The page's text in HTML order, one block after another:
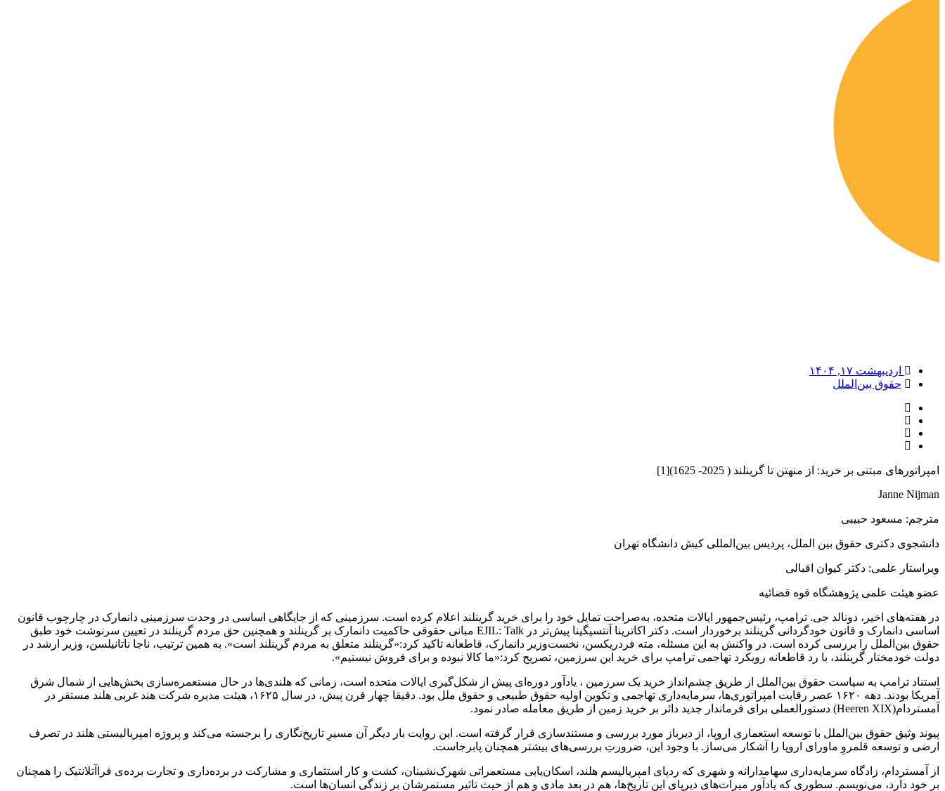
اردیبهشت ۱۷, ۱۴۰۴
حقوق بین‌الملل
امپراتورهای مبتنی بر خرید: از منهتن تا گرینلند ( 2025- 1625)[1]
Janne Nijman
مترجم: مسعود حبیبی
دانشجوی دکتری حقوق بین الملل، پردیس بین‌المللی کیش دانشگاه تهران
ویراستار علمی: دکتر کیوان اقبالی
عضو هیئت علمی پژوهشگاه قوه قضائیه
در هفته‌های اخیر، دونالد جی. ترامپ، رئیس‌جمهور ایالات متحده، به‌صراحت تمایل خود را برای خرید گرینلند اعلام کرده است. سرزمینی که از جایگاهی اساسی در وحدت سرزمینی دانمارک در چارچوب قانون
اساسی دانمارک و قانون خودگردانی گرینلند برخوردار است. دکتر اکاترینا آنتسیگینا پیش‌تر در EJIL: Talk مبانی حقوقی حاکمیت دانمارک بر گرینلند و همچنین حق مردم گرینلند در تعیین سرنوشت خود طبق
حقوق بین‌الملل را بررسی کرده است. در واکنش به این مسئله، مته فردریکسن، نخست‌وزیر دانمارک، قاطعانه تاکید کرد:«گرینلند متعلق به مردم گرینلند است». به همین ترتیب، ناجا ناتانیلسن، وزیر ارشد در
دولت خودمختار گرینلند، با رد قاطعانه رویکرد تهاجمی ترامپ برای خرید این سرزمین، تصریح کرد:«ما کالا نبوده و برای فروش نیستیم».
استناد ترامپ به سیاست حقوق بین‌الملل از طریق چشم‌انداز خرید یک سرزمین ، یادآور دوره‌ای پیش از شکل‌گیری ایالات متحده است، زمانی که هلندی‌ها در حال مستعمره‌سازی بخش‌هایی از شمال شرق
آمریکا بودند. دهه ۱۶۲۰ عصر رقابت امپراتوری‌ها، سرمایه‌داری تهاجمی و تکوین اولیه حقوق طبیعی و حقوق ملل بود. دقیقا چهار قرن پیش، در سال ۱۶۲۵، هیئت مدیره شرکت هند غربی هلند مستقر در
آمستردام(Heeren XIX) دستورالعملی برای فرماندار جدید دائر بر خرید زمین از طریق معامله صادر نمود.
پیوند وثیق حقوق بین‌الملل با توسعه استعماری اروپا، از دیرباز مورد بررسی و مستندسازی قرار گرفته است. این روایت بار دیگر آن مسیرِ تاریخ‌نگاری را برجسته می‌کند و پروژه امپریالیستی هلند در تصرف
ارضی و توسعه قلمروِ ماورای اروپا را آشکار می‌ساز. با وجود این، ضرورتِ بررسی‌های بیشتر همچنان پابرجاست.
از آمستردام، زادگاه سرمایه‌داری سهامدارانه و شهری که ردپای امپریالیسم هلند، اسکان‌یابی مستعمراتی شهرک‌نشینان، کشت و کار استثماری و مشارکت در برده‌داری و تجارت برده‌ی فراآتلانتیک را همچنان
بر خود دارد، می‌نویسم. سطوری که یادآور میراث‌های دیرپای این تاریخ‌ها، هم در بعد مادی و هم از حیث تاثیر مستمرشان بر زندگی انسان‌ها است.